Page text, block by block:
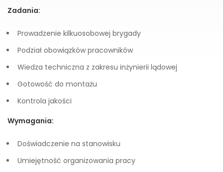
Zadania:
Prowadzenie kilkuosobowej brygady
Podział obowiązków pracowników
Wiedza techniczna z zakresu inżynierii lądowej
Gotowość do montażu
Kontrola jakości
Wymagania:
Doświadczenie na stanowisku
Umiejętność organizowania pracy